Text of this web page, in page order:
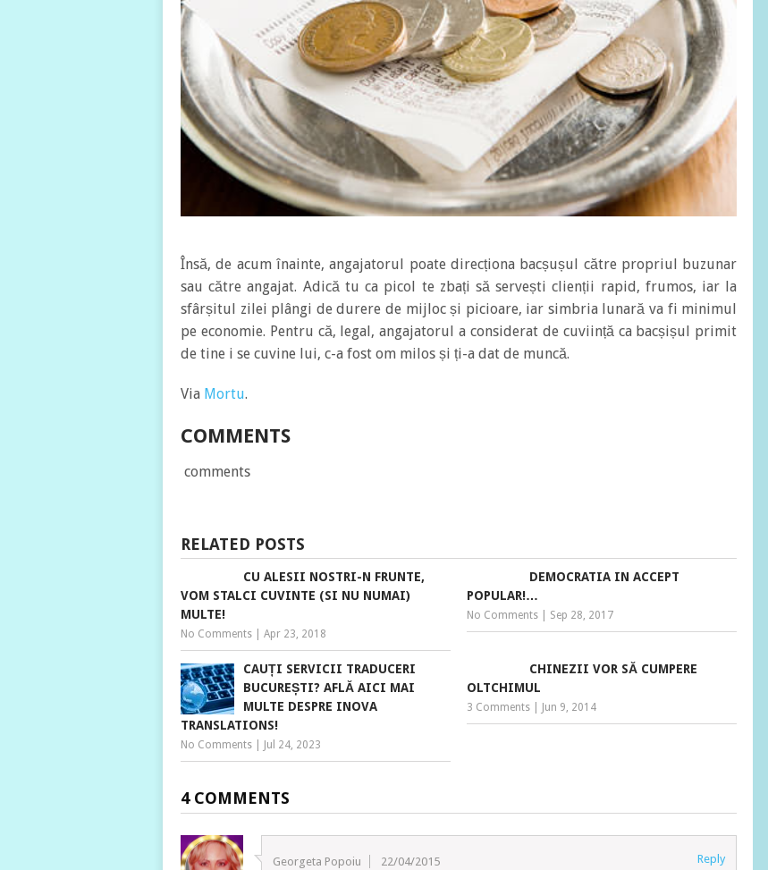
Însă, de acum înainte, angajatorul poate direcționa bacșușul către propriul buzunar
sau către angajat. Adică tu ca picol te zbați să servești clienții rapid, frumos, iar la
sfârșitul zilei plângi de durere de mijloc și picioare, iar simbria lunară va fi minimul
pe economie. Pentru că, legal, angajatorul a considerat de cuviință ca bacșișul primit
de tine i se cuvine lui, c-a fost om milos și ți-a dat de muncă.
Via Mortu.
COMMENTS
comments
RELATED POSTS
CU ALESII NOSTRI-N FRUNTE,
VOM STALCI CUVINTE (SI NU NUMAI)
MULTE!
No Comments Apr 23, 2018
DEMOCRATIA IN ACCEPT
POPULAR!…
No Comments Sep 28, 2017
CAUȚI SERVICII TRADUCERI
BUCUREȘTI? AFLĂ AICI MAI
MULTE DESPRE INOVA
TRANSLATIONS!
No Comments Jul 24, 2023
CHINEZII VOR SĂ CUMPERE
OLTCHIMUL
3 Comments Jun 9, 2014
4 COMMENTS
Georgeta Popoiu 22/04/2015 Reply